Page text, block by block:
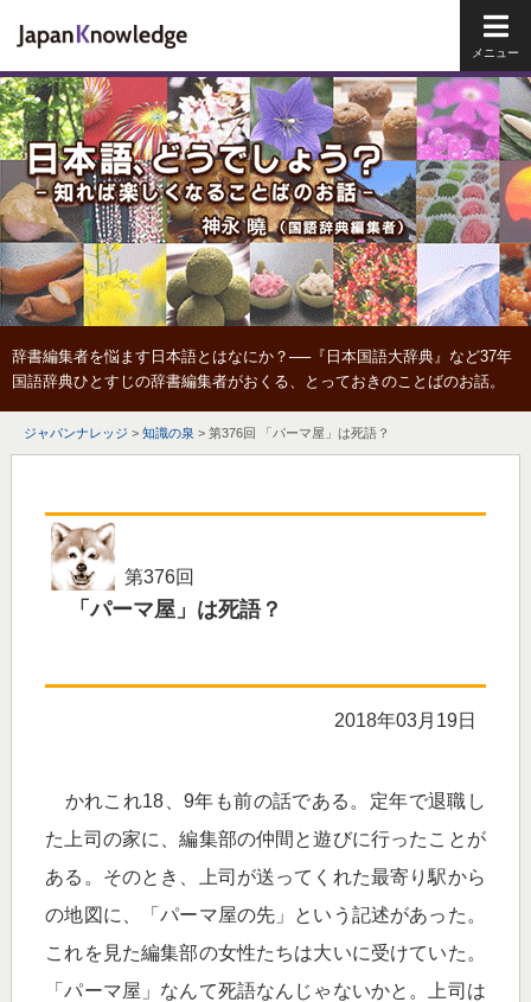
辞書編集者を悩ます日本語とはなにか？──『日本国語大辞典』など37年
国語辞典ひとすじの辞書編集者がおくる、とっておきのことばのお話。
ジャパンナレッジ > 知識の泉 > 第376回 「パーマ屋」は死語？
第376回
「パーマ屋」は死語？
2018年03月19日
かれこれ18、9年も前の話である。定年で退職し
た上司の家に、編集部の仲間と遊びに行ったことが
ある。そのとき、上司が送ってくれた最寄り駅から
の地図に、「パーマ屋の先」という記述があった。
これを見た編集部の女性たちは大いに受けていた。
「パーマ屋」なんて死語なんじゃないかと。上司は